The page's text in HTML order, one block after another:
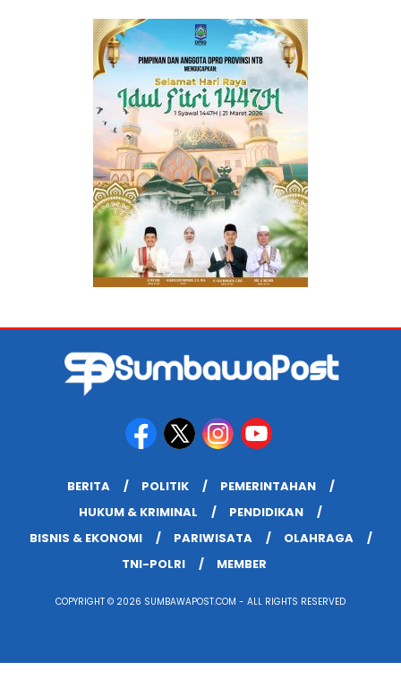
BERITA POLITIK
PEMERINTAHAN
HUKUM & KRIMINAL
PENDIDIKAN
BISNIS & EKONOMI
PARIWISATA
OLAHRAGA
TNI-POLRI
MEMBER
COPYRIGHT © 2026 SUMBAWAPOST.COM - ALL RIGHTS RESERVED